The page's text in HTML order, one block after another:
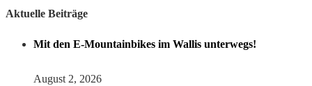
Aktuelle Beiträge
Mit den E-Mountainbikes im Wallis unterwegs!
August 2, 2026